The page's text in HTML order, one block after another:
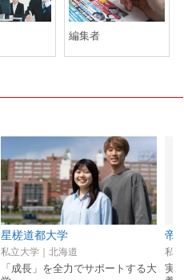
編集者
星槎道都大学
私立大学｜北海道
「成長」を全力でサポートする大
帝
私
実